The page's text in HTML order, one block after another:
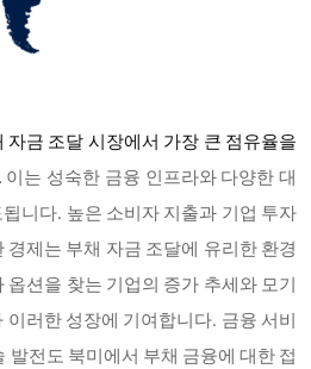
자금 조달 시장에서 가장 큰 점유율을
이는 성숙한 금융 인프라와 다양한 대
니다. 높은 소비자 지출과 기업 투자
경제는 부채 자금 조달에 유리한 환경
션을 찾는 기업의 증가 추세와 모기
러한 성장에 기여합니다. 금융 서비
발전도 북미에서 부채 금융에 대한 접